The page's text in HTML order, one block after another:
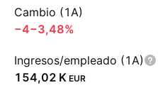
Cambio (1A)
−4−3,48%
Ingresos/empleado (1A)
‪154,02 K‬ EUR